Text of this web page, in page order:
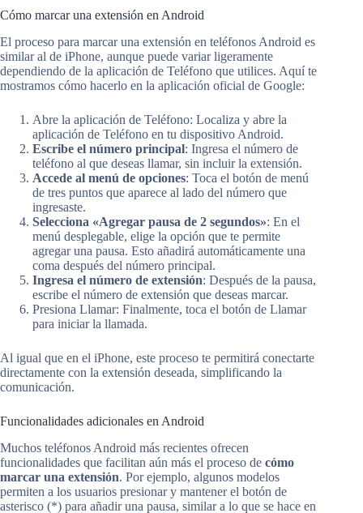
Cómo marcar una extensión en Android
El proceso para marcar una extensión en teléfonos Android es
similar al de iPhone, aunque puede variar ligeramente
dependiendo de la aplicación de Teléfono que utilices. Aquí te
mostramos cómo hacerlo en la aplicación oficial de Google:
Abre la aplicación de Teléfono: Localiza y abre la
aplicación de Teléfono en tu dispositivo Android.
Escribe el número principal: Ingresa el número de
teléfono al que deseas llamar, sin incluir la extensión.
Accede al menú de opciones: Toca el botón de menú
de tres puntos que aparece al lado del número que
ingresaste.
Selecciona «Agregar pausa de 2 segundos»: En el
menú desplegable, elige la opción que te permite
agregar una pausa. Esto añadirá automáticamente una
coma después del número principal.
Ingresa el número de extensión: Después de la pausa,
escribe el número de extensión que deseas marcar.
Presiona Llamar: Finalmente, toca el botón de Llamar
para iniciar la llamada.
Al igual que en el iPhone, este proceso te permitirá conectarte
directamente con la extensión deseada, simplificando la
comunicación.
Funcionalidades adicionales en Android
Muchos teléfonos Android más recientes ofrecen
funcionalidades que facilitan aún más el proceso de cómo
marcar una extensión. Por ejemplo, algunos modelos
permiten a los usuarios presionar y mantener el botón de
asterisco (*) para añadir una pausa, similar a lo que se hace en